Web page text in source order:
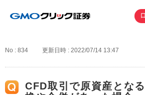
No : 834 更新日時 : 2022/07/14 13:47
CFD取引で原資産とな